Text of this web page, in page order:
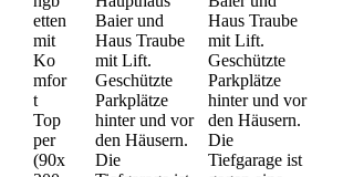
etten
mit
Ko
mfor
t
Top
per
(90x
Baier und
Haus Traube
mit Lift.
Geschützte
Parkplätze
hinter und vor
den Häusern.
Die
Haus Traube
mit Lift.
Geschützte
Parkplätze
hinter und vor
den Häusern.
Die
Tiefgarage ist